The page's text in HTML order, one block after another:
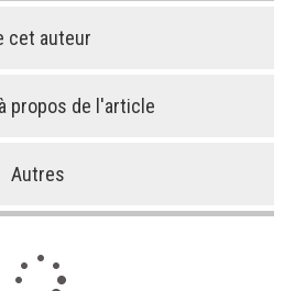
cet auteur
propos de l'article
Autres